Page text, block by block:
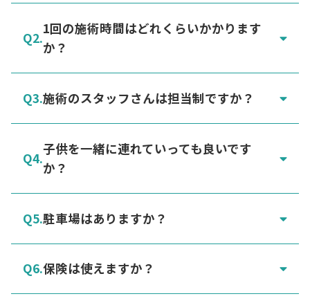
1回の施術時間はどれくらいかかります
か？
施術のスタッフさんは担当制ですか？
子供を一緒に連れていっても良いです
か？
駐車場はありますか？
保険は使えますか？